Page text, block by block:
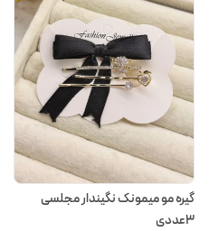
گیره مو میمونک نگیندار مجلسی
3عددی